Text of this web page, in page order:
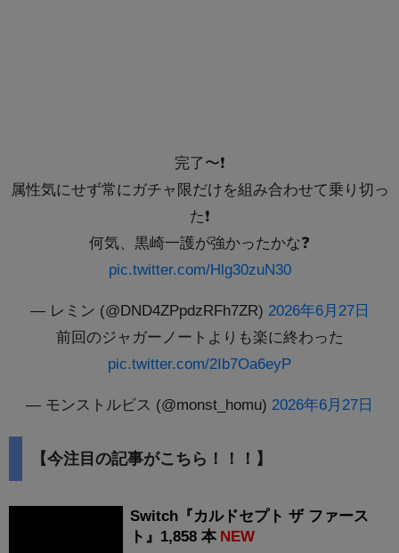
完了〜❗️
属性気にせず常にガチャ限だけを組み合わせて乗り切っ
た❗️
何気、黒崎一護が強かったかな❓️
pic.twitter.com/Hlg30zuN30
— レミン (@DND4ZPpdzRFh7ZR) 2026年6月27日
前回のジャガーノートよりも楽に終わった
pic.twitter.com/2Ib7Oa6eyP
— モンストルビス (@monst_homu) 2026年6月27日
【今注目の記事がこちら！！！】
Switch『カルドセプト ザ ファース
ト』1,858 本 NEW